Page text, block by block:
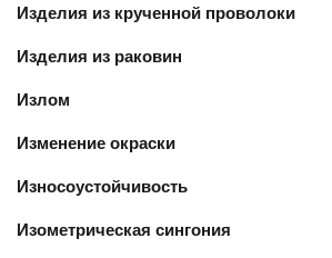
Изделия из крученной проволоки
Изделия из раковин
Излом
Изменение окраски
Износоустойчивость
Изометрическая сингония